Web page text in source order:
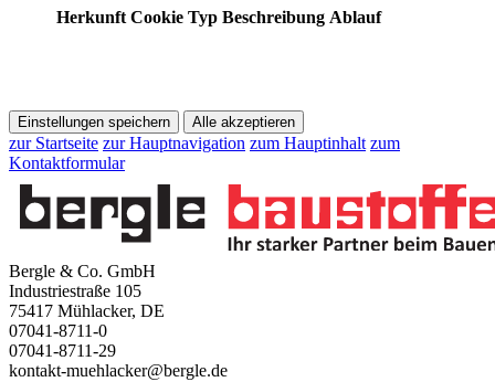
Herkunft Cookie Typ Beschreibung Ablauf
Einstellungen speichern Alle akzeptieren
zur Startseite zur Hauptnavigation zum Hauptinhalt zum
Kontaktformular
Bergle & Co. GmbH
Industriestraße 105
75417 Mühlacker, DE
07041-8711-0
07041-8711-29
kontakt-muehlacker@bergle.de